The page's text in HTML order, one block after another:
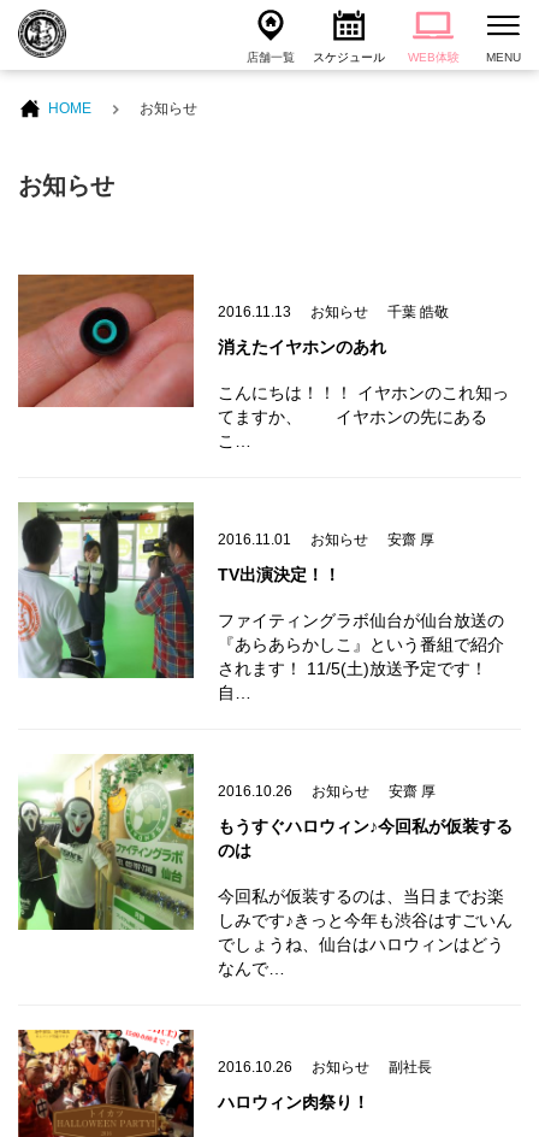
店舗一覧 スケジュール WEB体験 MENU
HOME お知らせ
お知らせ
2016.11.13 お知らせ 千葉 皓敬
消えたイヤホンのあれ
こんにちは！！！ イヤホンのこれ知っ
てますか、 イヤホンの先にある
こ…
2016.11.01 お知らせ 安齋 厚
TV出演決定！！
ファイティングラボ仙台が仙台放送の
『あらあらかしこ』という番組で紹介
されます！ 11/5(土)放送予定です！
自…
2016.10.26 お知らせ 安齋 厚
もうすぐハロウィン♪今回私が仮装する
のは
今回私が仮装するのは、当日までお楽
しみです♪きっと今年も渋谷はすごいん
でしょうね、仙台はハロウィンはどう
なんで…
2016.10.26 お知らせ 副社長
ハロウィン肉祭り！